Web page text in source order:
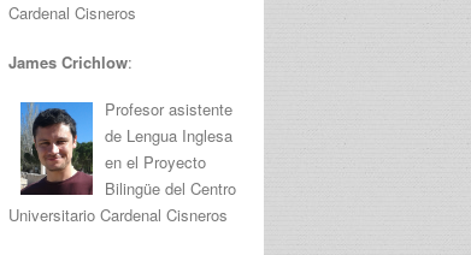
Cardenal Cisneros
James Crichlow:
Profesor asistente
de Lengua Inglesa
en el Proyecto
Bilingüe del Centro
Universitario Cardenal Cisneros